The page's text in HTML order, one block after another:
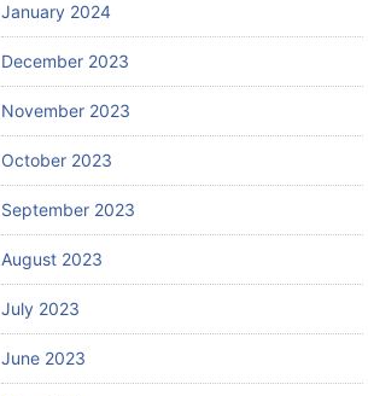
January 2024
December 2023
November 2023
October 2023
September 2023
August 2023
July 2023
June 2023